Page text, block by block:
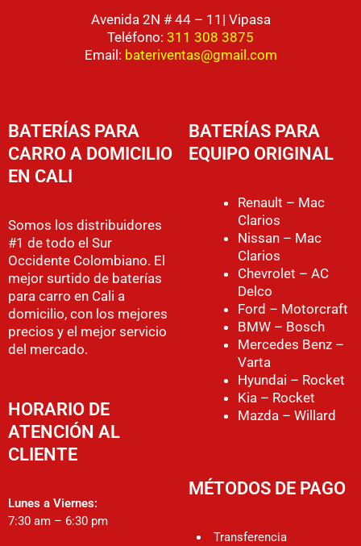
Avenida 2N # 44 – 11| Vipasa
Teléfono: 311 308 3875
Email: bateriventas@gmail.com
BATERÍAS PARA
CARRO A DOMICILIO
EN CALI
Somos los distribuidores
#1 de todo el Sur
Occidente Colombiano. El
mejor surtido de baterías
para carro en Cali a
domicilio, con los mejores
precios y el mejor servicio
del mercado.
HORARIO DE
ATENCIÓN AL
CLIENTE
Lunes a Viernes:
7:30 am – 6:30 pm
BATERÍAS PARA
EQUIPO ORIGINAL
Renault – Mac
Clarios
Nissan – Mac
Clarios
Chevrolet – AC
Delco
Ford – Motorcraft
BMW – Bosch
Mercedes Benz –
Varta
Hyundai – Rocket
Kia – Rocket
Mazda – Willard
MÉTODOS DE PAGO
Transferencia